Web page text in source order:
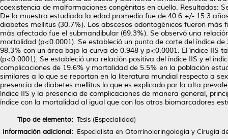
coexistencia de malformaciones congénitas en cuello. Resultados:
De la muestra estudiada la edad promedio fue de 40.6 +/- 15.3
diabetes mellitus (30.7%). Los abscesos odontogénicos fueron
más afectado fue el submandibular (69.3%). Se observó una
mortalidad (p<0.0001). Se estableció un punto de corte del índice
98.3% con un área bajo la curva de 0.948 y p<0.0001. El índice IIS
(p<0.0001). Se estableció una relación positiva del índice IIS y el
complicaciones de 19.6% y mortalidad de 5.5% en la población
similares a lo que se reportan en la literatura mundial respecto a
presencia de diabetes mellitus lo que es explicado por la alta
índice IIS y la presencia de complicaciones de manera general,
índice con la mortalidad al igual que con los otros biomarcadores
Tipo de elemento: Tesis (Especialidad)
Información adicional: Especialista en Otorrinolaringología y Cirugía